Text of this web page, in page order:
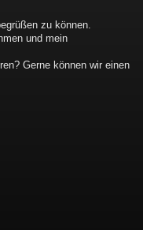
zu können.
und mein
Gerne können wir einen